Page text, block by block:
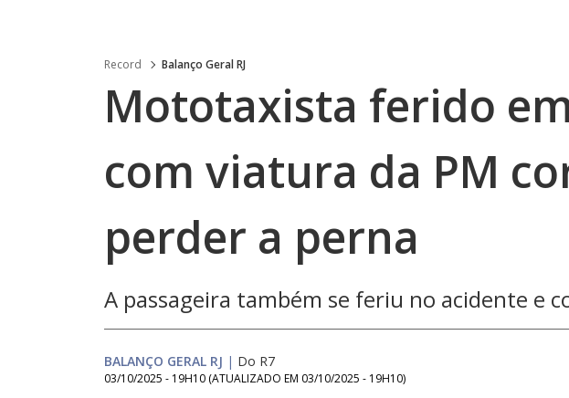
Record Balanço Geral RJ
Mototaxista ferido
com viatura da PM
perder a perna
A passageira também se feriu no acidente e
BALANÇO GERAL RJ | Do R7
03/10/2025 - 19H10 (ATUALIZADO EM 03/10/2025 - 19H10)